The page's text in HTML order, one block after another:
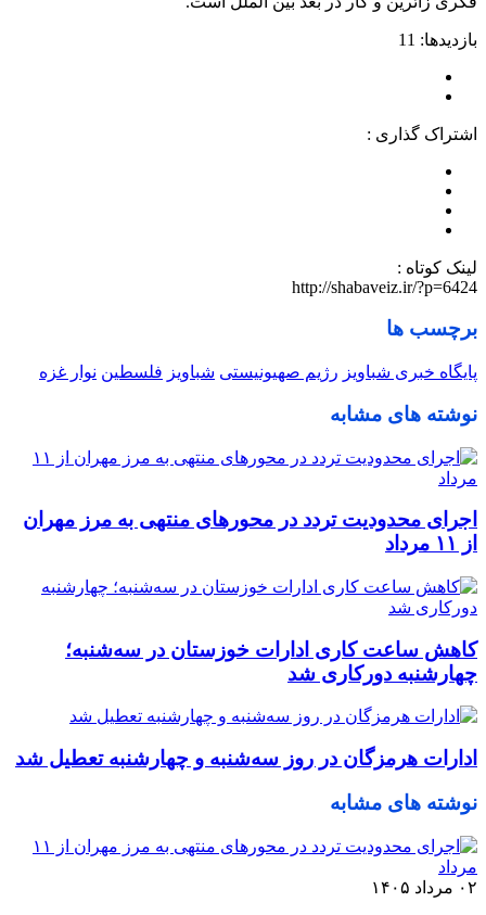
بازدیدها: 11
اشتراک گذاری :
لینک کوتاه :
http://shabaveiz.ir/?p=6424
برچسب ها
پایگاه خبری شباویز رژیم صهیونیستی شباویز فلسطین نوار غزه
نوشته های مشابه
اجرای محدودیت تردد در محورهای منتهی به مرز مهران
از ۱۱ مرداد
کاهش ساعت کاری ادارات خوزستان در سه‌شنبه؛
چهارشنبه دورکاری شد
ادارات هرمزگان در روز سه‌شنبه و چهارشنبه تعطیل شد
نوشته های مشابه
۰۲ مرداد ۱۴۰۵